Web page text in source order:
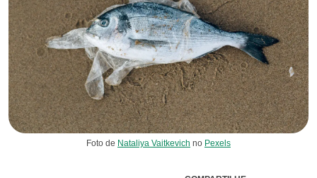
Foto de Nataliya Vaitkevich no Pexels